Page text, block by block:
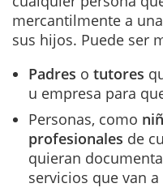
mercantilmente a
sus hijos. Puede ser
Padres o tutores
u empresa para
Personas, como
profesionales de
quieran
servicios que van